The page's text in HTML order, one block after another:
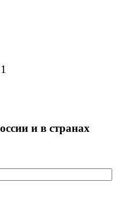
и в странах